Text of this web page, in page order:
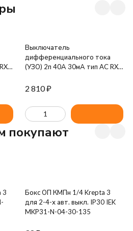
Выключатель
дифференциального тока
(УЗО) 2п 40А 30мА тип AC RX3
2 810₽
покупают
3
Бокс ОП КМПн 1/4 Krepta 3
для 2-4-х авт. выкл. IP30 IEK
MKP31-N-04-30-135